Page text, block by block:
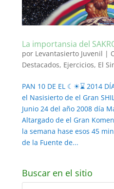
La importansia del
por Levantasierto Juvenil |
Destacados, Ejercicios, El
PAN 10 DE EL ☾☀⌛ 2014
el Nasisierto de el Gran
Junio 24 del año 2008 día
Altargado de el Gran
la semana hase esos 45
de la Fuente de...
Buscar en el sitio